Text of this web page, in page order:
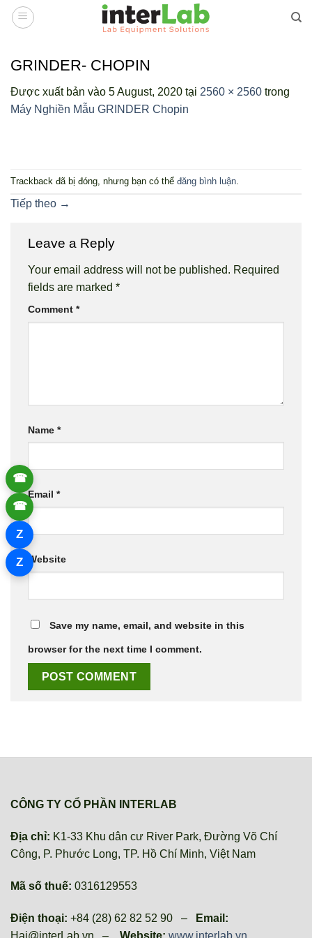
qua
dungGRINDER- CHOPIN
Được xuất bản vào 5 August, 2020 tại 2560 × 2560 trong
Máy Nghiền Mẫu GRINDER Chopin
Trackback đã bị đóng, nhưng bạn có thể đăng bình luận
Tiếp theo →
Leave a Reply
Your email address will not be published. Required
fields are marked *
Comment *
Name *
Email *
Website
Save my name, email, and website in this
browser for the next time I comment.
CÔNG TY CỔ PHẦN INTERLAB
Địa chỉ: K1-33 Khu dân cư River Park, Đường Võ Chí
Công, P. Phước Long, TP. Hồ Chí Minh, Việt Nam
Mã số thuế: 0316129553
Điện thoại: +84 (28) 62 82 52 90 –
Email:
Hai@interLab.vn – Website: www.interlab.vn
☎
☎
Z
Z